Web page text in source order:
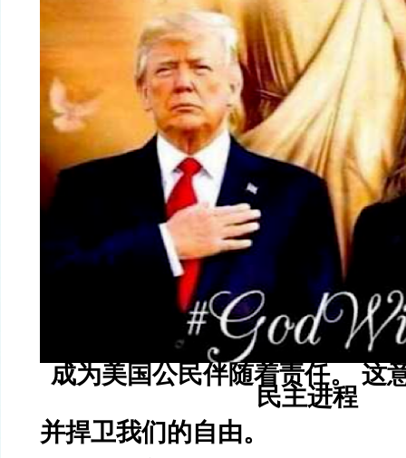
成为美国公民伴随着责任。 这
民主进程
并捍卫我们的自由。